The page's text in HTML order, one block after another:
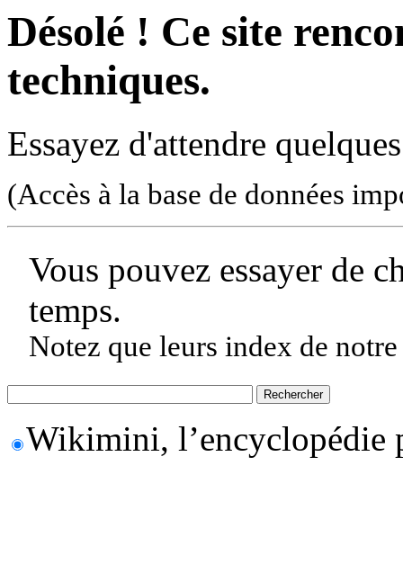
Désolé ! Ce site
techniques.
Essayez d'attendre
(Accès à la base de données
Vous pouvez essayer de
temps.
Notez que leurs index de
Wikimini, l’encyclopédie